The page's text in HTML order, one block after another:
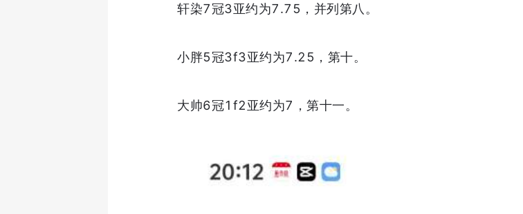
轩染7冠3亚约为7.75，并列第八。
小胖5冠3f3亚约为7.25，第十。
大帅6冠1f2亚约为7，第十一。